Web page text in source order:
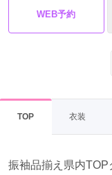
WEB予約
TOP 衣装
振袖品揃え県内